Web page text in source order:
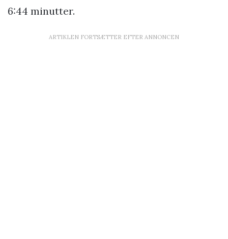
6:44 minutter.
ARTIKLEN FORTSÆTTER EFTER ANNONCEN